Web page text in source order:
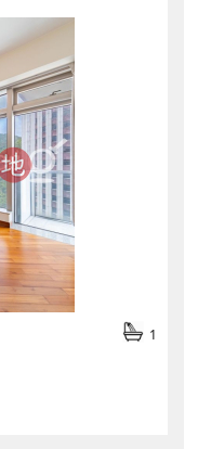
1